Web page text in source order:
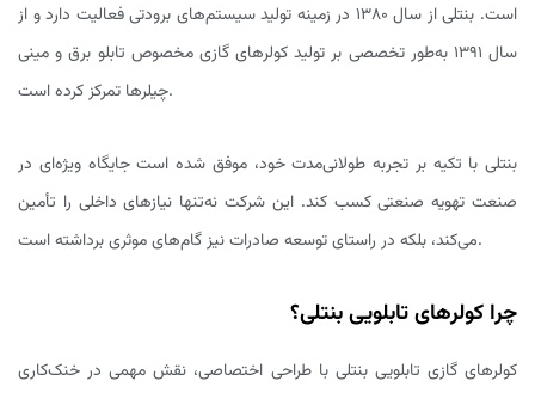
است. بنتلی از سال ۱۳۸۰ در زمینه تولید سیستم‌های برودتی فعالیت دارد و از
سال ۱۳۹۱ به‌طور تخصصی بر تولید کولرهای گازی مخصوص تابلو برق و مینی
چیلرها تمرکز کرده است.
بنتلی با تکیه بر تجربه طولانی‌مدت خود، موفق شده است جایگاه ویژه‌ای در
صنعت تهویه صنعتی کسب کند. این شرکت نه‌تنها نیازهای داخلی را تأمین
می‌کند، بلکه در راستای توسعه صادرات نیز گام‌های موثری برداشته است.
چرا کولرهای تابلویی بنتلی؟
کولرهای گازی تابلویی بنتلی با طراحی اختصاصی، نقش مهمی در خنک‌کاری